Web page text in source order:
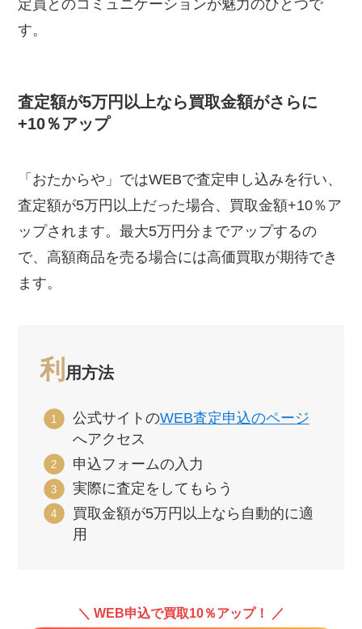
定員とのコミュニケーションが魅力のひとつで
す。
査定額が5万円以上なら買取金額がさらに
+10％アップ
「おたからや」ではWEBで査定申し込みを行い、
査定額が5万円以上だった場合、買取金額+10％ア
ップされます。最大5万円分までアップするの
で、高額商品を売る場合には高価買取が期待でき
ます。
利 用方法
公式サイトのWEB査定申込のページ
へアクセス
申込フォームの入力
実際に査定をしてもらう
買取金額が5万円以上なら自動的に適
用
＼ WEB申込で買取10％アップ！ ／